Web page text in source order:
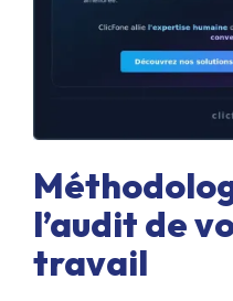
l’audit de
travail